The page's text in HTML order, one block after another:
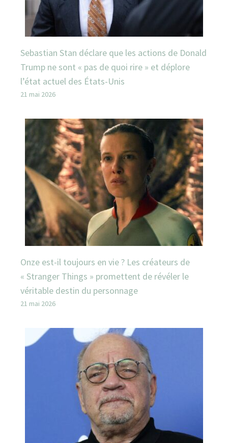
Sebastian Stan déclare que les actions de Donald
Trump ne sont « pas de quoi rire » et déplore
l’état actuel des États-Unis
21 mai 2026
Onze est-il toujours en vie ? Les créateurs de
« Stranger Things » promettent de révéler le
véritable destin du personnage
21 mai 2026